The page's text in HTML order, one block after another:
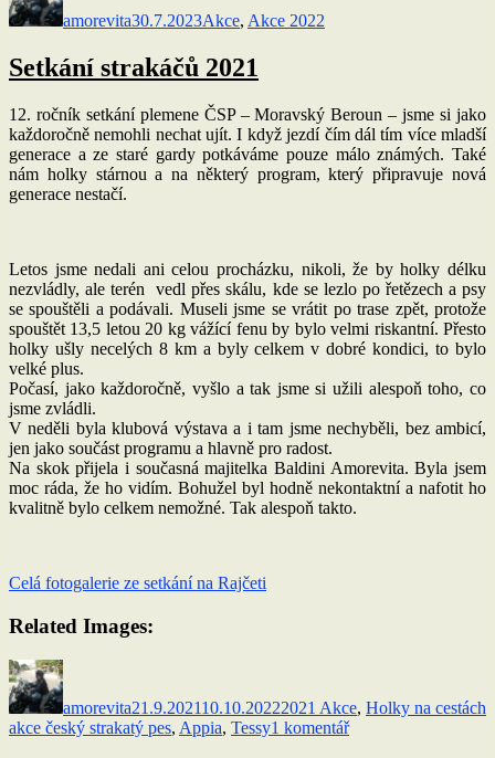
amorevita30.7.2023Akce, Akce 2022
Setkání strakáčů 2021
12. ročník setkání plemene ČSP – Moravský Beroun – jsme si jako
každoročně nemohli nechat ujít. I když jezdí čím dál tím více mladší
generace a ze staré gardy potkáváme pouze málo známých. Také
nám holky stárnou a na některý program, který připravuje nová
generace nestačí.
Letos jsme nedali ani celou procházku, nikoli, že by holky délku
nezvládly, ale terén vedl přes skálu, kde se lezlo po řetězech a psy
se spouštěli a podávali. Museli jsme se vrátit po trase zpět, protože
spouštět 13,5 letou 20 kg vážící fenu by bylo velmi riskantní. Přesto
holky ušly necelých 8 km a byly celkem v dobré kondici, to bylo
velké plus.
Počasí, jako každoročně, vyšlo a tak jsme si užili alespoň toho, co
jsme zvládli.
V neděli byla klubová výstava a i tam jsme nechyběli, bez ambicí,
jen jako součást programu a hlavně pro radost.
Na skok přijela i současná majitelka Baldini Amorevita. Byla jsem
moc ráda, že ho vidím. Bohužel byl hodně nekontaktní a nafotit ho
kvalitně bylo celkem nemožné. Tak alespoň takto.
Celá fotogalerie ze setkání na Rajčeti
Related Images:
Autor:
amorevita21.9.202110.10.20222021 Akce, Holky na cestách
akce český strakatý pes, Appia, Tessy1 komentářu